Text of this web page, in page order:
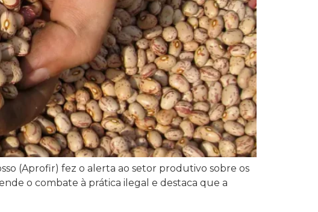
(Aprofir) fez o alerta ao setor produtivo sobre os
o combate à prática ilegal e destaca que a